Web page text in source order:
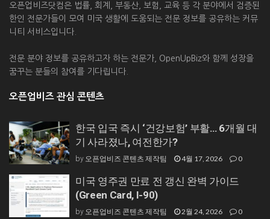
오픈업비즈닷컴은 법률, 회계, 부동산, 보험, 교육 등 각 분야에서 검증된
한인 전문가들이 모여 미국 생활에 도움되는 전문 정보를 공유하는 커뮤
니티 서비스입니다.
전문 분야 정보를 공유하고자 하는 전문가, OpenUpBiz와 함께 성장을
꿈꾸는 분들의 참여를 기다립니다.
오픈업비즈 관심 콘텐츠
한국 입국 즉시 ‘건강보험’ 부활… 6개월 대
기 사라졌나, 여전한가?
by 오픈업비즈 콘텐츠 제작팀 4월 17, 2026 0
미국 영주권 만료 전 갱신 완벽 가이드
(Green Card, I-90)
by 오픈업비즈 콘텐츠 제작팀 2월 24, 2026 0